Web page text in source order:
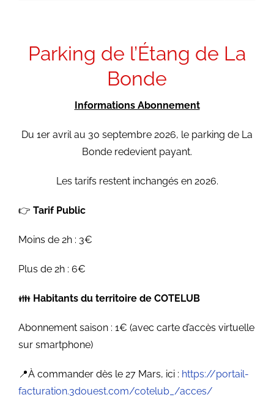
Parking de l’Étang de La
Bonde
Informations Abonnement
Du 1er avril au 30 septembre 2026, le parking de La
Bonde redevient payant.
Les tarifs restent inchangés en 2026.
👉️ Tarif Public
Moins de 2h : 3€
Plus de 2h : 6€
👪️ Habitants du territoire de COTELUB
Abonnement saison : 1€ (avec carte d’accès virtuelle
sur smartphone)
📍À commander dès le 27 Mars, ici : https://portail-
facturation.3douest.com/cotelub_/acces/